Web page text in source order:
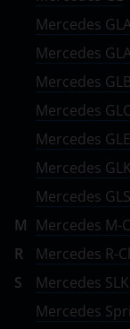
ВАЗ (LADA)
ЗАЗ
ТагАЗ
УАЗ
Mercedes
Mercedes
Mercedes GLB
Mercedes GLC
Mercedes GLE
Mercedes GLK
Mercedes GLS
M Mercedes M-
R
Mercedes R-
S
Mercedes SLK
Mercedes